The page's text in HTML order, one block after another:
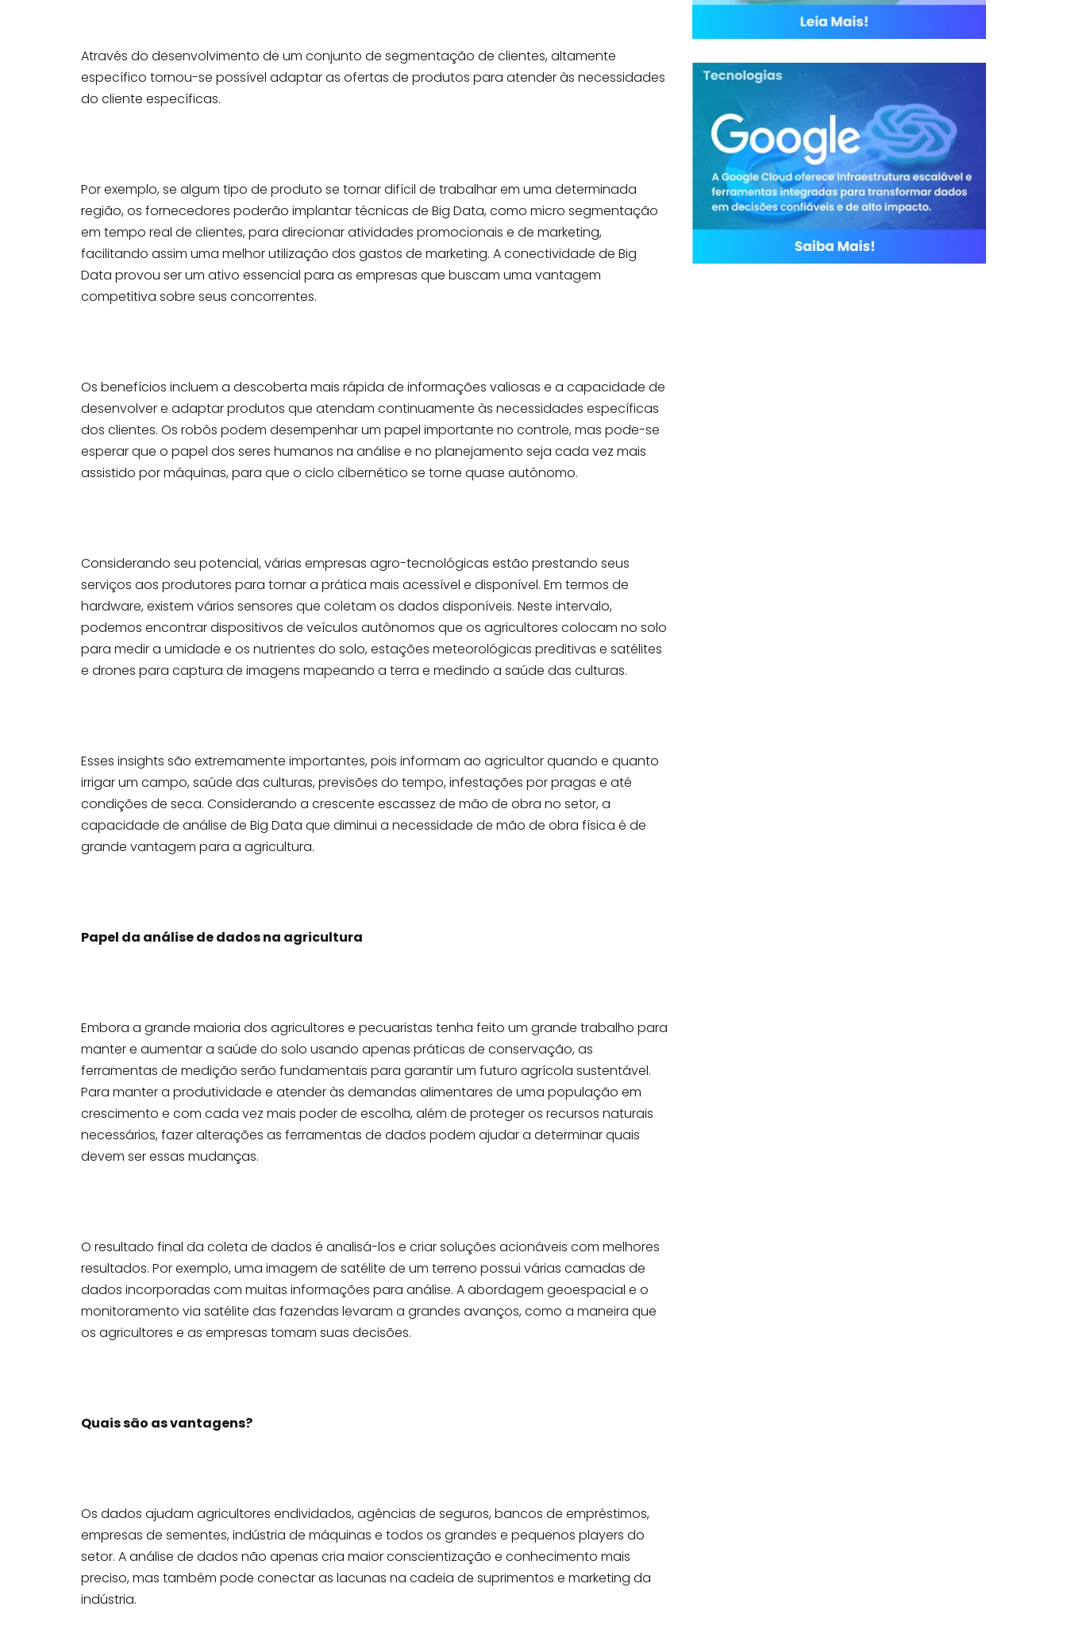
Através do desenvolvimento de um conjunto de segmentação de clientes,altamente
específico tornou-se possível adaptar as ofertas de produtos para atenderàs necessidades
do cliente específicas.
Por exemplo, se algum tipo de produto se tornar difícil de trabalhar em uma determinada
região, os fornecedores poderão implantar técnicas de Big Data, como micro segmentação
em tempo real de clientes, para direcionar atividades promocionais e de marketing,
facilitando assim uma melhor utilização dos gastos de marketing. A conectividade de Big
Data provou ser um ativo essencial para as empresas que buscam uma vantagem
competitiva sobre seus concorrentes.
Os benefícios incluem a descoberta mais rápida de informações valiosas e a capacidade de
desenvolver e adaptar produtos que atendam continuamente às necessidades específicas
dos clientes. Os robôs podem desempenhar um papel importante no controle, mas pode-se
esperar que o papel dos seres humanos na análise e no planejamento seja cada vez mais
assistido por máquinas, para que o ciclo cibernético se torne quase autônomo.
Considerando seu potencial, várias empresas agro-tecnológicas estão prestando seus
serviços aos produtores para tornar a prática mais acessível e disponível. Em termos de
hardware, existem vários sensores que coletam os dados disponíveis. Neste intervalo,
podemos encontrar dispositivos de veículos autônomos que os agricultores colocam no solo
para medir a umidade e os nutrientes do solo, estações meteorológicas preditivas e satélites
e drones para captura de imagens mapeando a terra e medindo a saúde das culturas.
Esses insights são extremamente importantes, pois informam ao agricultor quando e quanto
irrigar um campo, saúde das culturas, previsões do tempo, infestações por pragas e até
condições de seca. Considerando a crescente escassez de mão de obra no setor, a
capacidade de análise de Big Data que diminui a necessidade de mão de obra física é de
grande vantagem para a agricultura.
Papel da análise de dados na agricultura
Embora a grande maioria dos agricultores e pecuaristas tenha feito um grande trabalho para
manter e aumentar a saúde do solo usando apenas práticas de conservação, as
ferramentas de medição serão fundamentais para garantir um futuro agrícola sustentável.
Para manter a produtividade e atender às demandas alimentares de uma população em
crescimento e com cada vez mais poder de escolha, além de proteger os recursos naturais
necessários,fazer alterações as ferramentas de dados podem ajudar a determinar quais
devem ser essas mudanças.
O resultado final da coleta de dados é analisá-los e criar soluções acionáveis ​​com melhores
resultados. Por exemplo, uma imagem de satélite de um terreno possui várias camadas de
dados incorporadas com muitas informações para análise. A abordagem geoespacial e o
monitoramento via satélite das fazendas levaram a grandes avanços, como a maneira que
os agricultores e as empresas tomam suas decisões.
Quais são as vantagens?
Os dados ajudam agricultores endividados, agências de seguros, bancos de empréstimos,
empresas de sementes, indústria de máquinas e todos os grandes e pequenos players do
setor. A análise de dados não apenas cria maior conscientização e conhecimento mais
preciso, mas também pode conectar as lacunas na cadeia de suprimentos e marketing da
indústria.